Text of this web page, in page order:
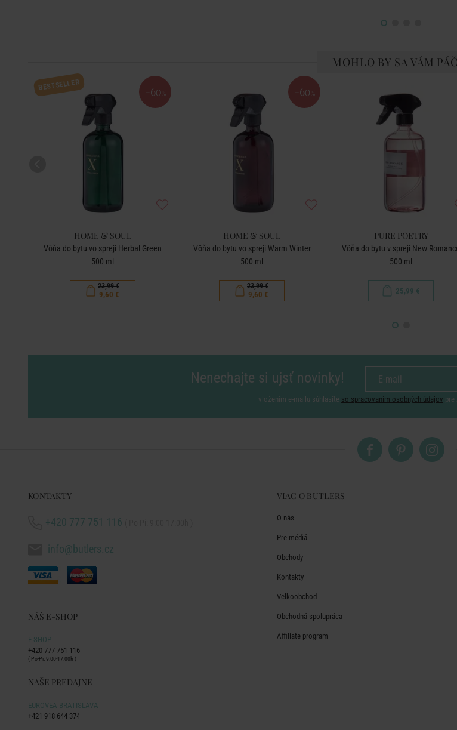
MOHLO BY SA VÁM
BESTSELLER -60 %
HOME & SOUL
Vôňa do bytu vo spreji Herbal Green
500 ml
23,99 €
9,60 €
-60 %
HOME & SOUL
Vôňa do bytu vo spreji Warm Winter
500 ml
23,99 €
9,60 €
PURE POETRY
Vôňa do bytu v spreji New
500 ml
25,99 €
Nenechajte si ujsť novinky!
vložením e-mailu súhlasíte so spracovaním osobných údajov pre
KONTAKTY
+420 777 751 116
info@butlers.cz
NÁŠ E-SHOP
E-SHOP
+420 777 751 116
( Po-Pi: 9:00-17:00h )
NAŠE PREDAJNE
EUROVEA BRATISLAVA
+421 918 644 374
VIAC O BUTLERS
O nás
Pre médiá
Obchody
Kontakty
Velkoobchod
Obchodná spolupráca
Affiliate program